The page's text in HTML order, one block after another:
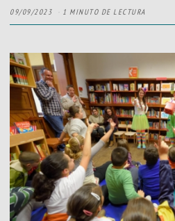
09/09/2023 1 MINUTO DE LECTURA